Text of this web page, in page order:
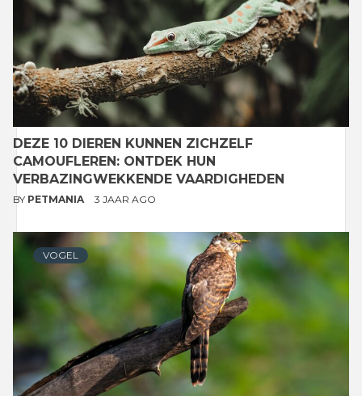
DEZE 10 DIEREN KUNNEN ZICHZELF
CAMOUFLEREN: ONTDEK HUN
VERBAZINGWEKKENDE VAARDIGHEDEN
BY PETMANIA 3 JAAR AGO
VOGEL